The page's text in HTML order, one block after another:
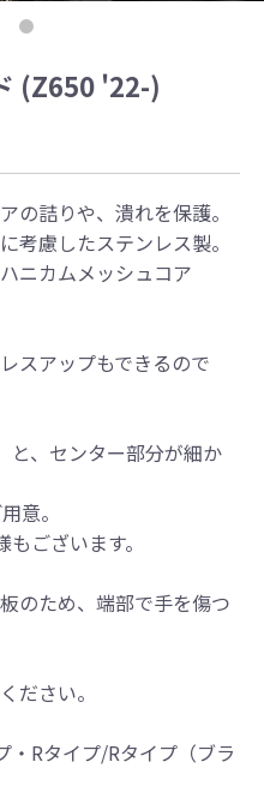
(Z650 '22-)
の詰りや、潰れを保護。
考慮したステンレス製。
ニカムメッシュコア
スアップもできるので
と、センター部分が細か
意。
ございます。
のため、端部で手を傷つ
ださい。
Rタイプ/Rタイプ（ブラ
取付けイメージをわ
ットにおけるスポ
出来ません。
技に対応するわけ